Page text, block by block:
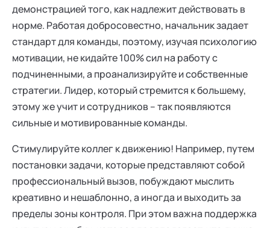
демонстрацией того, как надлежит действовать в
норме. Работая добросовестно, начальник задает
стандарт для команды, поэтому, изучая психологию
мотивации, не кидайте 100% сил на работу с
подчиненными, а проанализируйте и собственные
стратегии. Лидер, который стремится к большему,
этому же учит и сотрудников – так появляются
сильные и мотивированные команды.
Стимулируйте коллег к движению! Например, путем
постановки задачи, которые представляют собой
профессиональный вызов, побуждают мыслить
креативно и нешаблонно, а иногда и выходить за
пределы зоны контроля. При этом важна поддержка